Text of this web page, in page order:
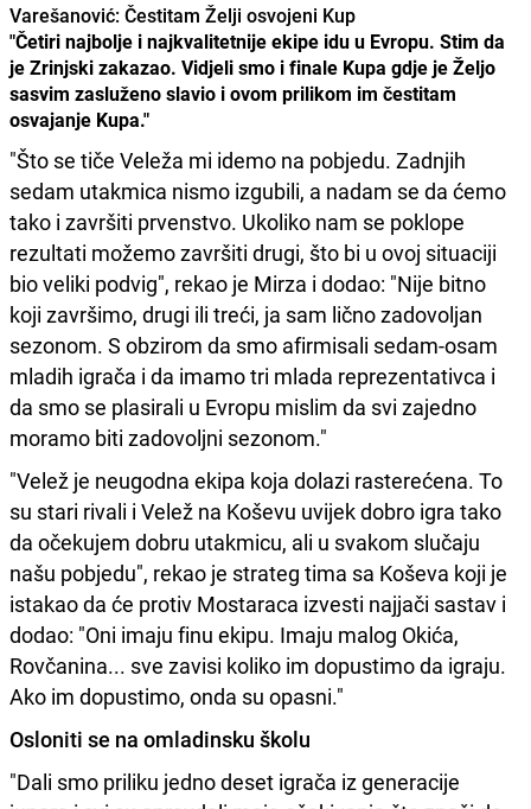
Varešanović: Čestitam Želji osvojeni Kup
"Četiri najbolje i najkvalitetnije ekipe idu u Evropu. Stim da
je Zrinjski zakazao. Vidjeli smo i finale Kupa gdje je Željo
sasvim zasluženo slavio i ovom prilikom im čestitam
osvajanje Kupa."
"Što se tiče Veleža mi idemo na pobjedu. Zadnjih
sedam utakmica nismo izgubili, a nadam se da ćemo
tako i završiti prvenstvo. Ukoliko nam se poklope
rezultati možemo završiti drugi, što bi u ovoj situaciji
bio veliki podvig", rekao je Mirza i dodao: "Nije bitno
koji završimo, drugi ili treći, ja sam lično zadovoljan
sezonom. S obzirom da smo afirmisali sedam-osam
mladih igrača i da imamo tri mlada reprezentativca i
da smo se plasirali u Evropu mislim da svi zajedno
moramo biti zadovoljni sezonom."
"Velež je neugodna ekipa koja dolazi rasterećena. To
su stari rivali i Velež na Koševu uvijek dobro igra tako
da očekujem dobru utakmicu, ali u svakom slučaju
našu pobjedu", rekao je strateg tima sa Koševa koji je
istakao da će protiv Mostaraca izvesti najjači sastav i
dodao: "Oni imaju finu ekipu. Imaju malog Okića,
Rovčanina... sve zavisi koliko im dopustimo da igraju.
Ako im dopustimo, onda su opasni."
Osloniti se na omladinsku školu
"Dali smo priliku jedno deset igrača iz generacije